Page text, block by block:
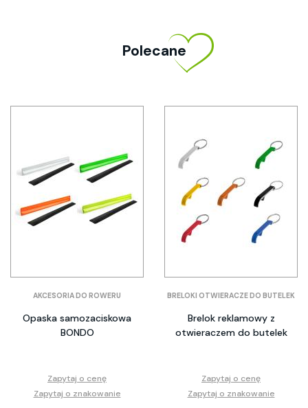
Polecane
AKCESORIA DO ROWERU
Opaska samozaciskowa
BONDO
Zapytaj o cenę
Zapytaj o znakowanie
BRELOKI OTWIERACZE DO BUTELEK
Brelok reklamowy z
otwieraczem do butelek
Zapytaj o cenę
Zapytaj o znakowanie